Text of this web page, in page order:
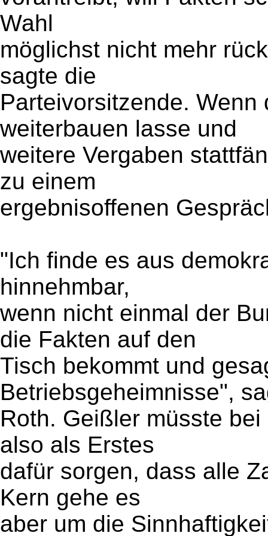
Wahl
möglichst nicht mehr
sagte die
Parteivorsitzende.
weiterbauen lasse und
weitere Vergaben
zu einem
ergebnisoffenen
"Ich finde es aus
hinnehmbar,
wenn nicht einmal der
die Fakten auf den
Tisch bekommt und
Betriebsgeheimnisse",
Roth. Geißler müsste
also als Erstes
dafür sorgen, dass alle
Kern gehe es
aber um die